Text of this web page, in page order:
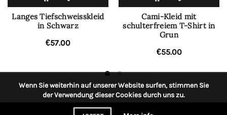
Langes Tiefschweisskleid
in Schwarz
€57.00
Cami-Kleid mit
schulterfreiem T-Shirt in
Grun
€55.00
Wenn Sie weiterhin auf unserer Website surfen, stimmen Sie
der Verwendung dieser Cookies durch uns zu.